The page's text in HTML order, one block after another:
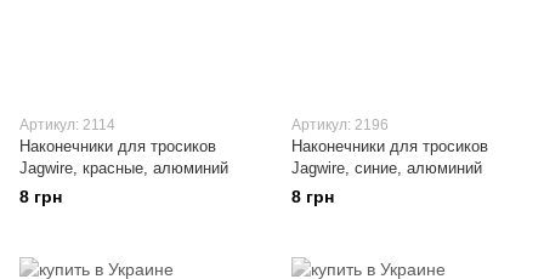
Артикул: 2114
Наконечники для тросиков
Jagwire, красные, алюминий
8 грн
Артикул: 2196
Наконечники для тросиков
Jagwire, синие, алюминий
8 грн